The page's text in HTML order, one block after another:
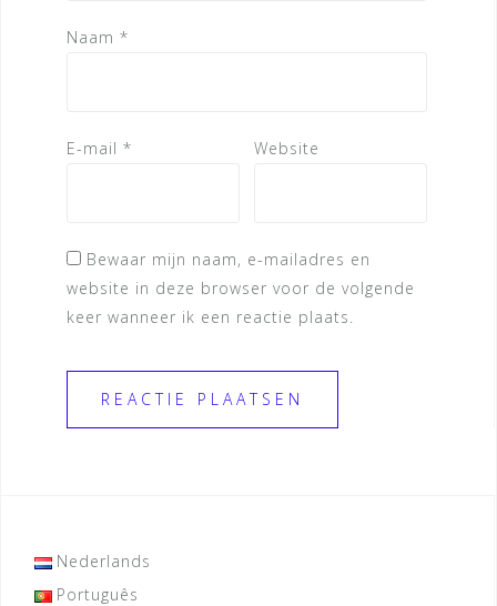
Naam *
E-mail * Website
Bewaar mijn naam, e-mailadres en
website in deze browser voor de volgende
keer wanneer ik een reactie plaats.
Nederlands
Português